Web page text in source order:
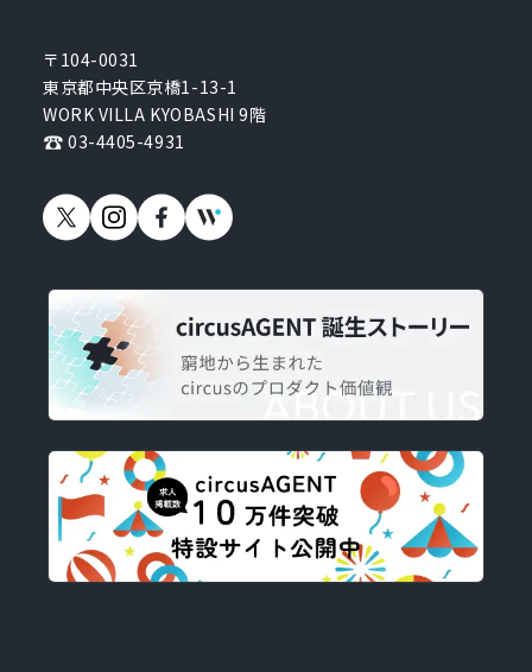
〒104-0031
東京都中央区京橋1-13-1
WORK VILLA KYOBASHI 9階
03-4405-4931